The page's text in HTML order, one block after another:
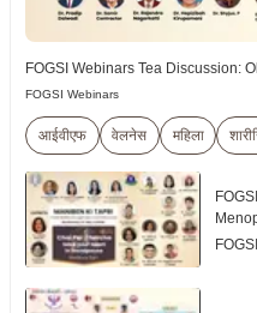
FOGSI Webinars Tea Discussion:
FOGSI Webinars
आईवीएफ वेलनेस महिला